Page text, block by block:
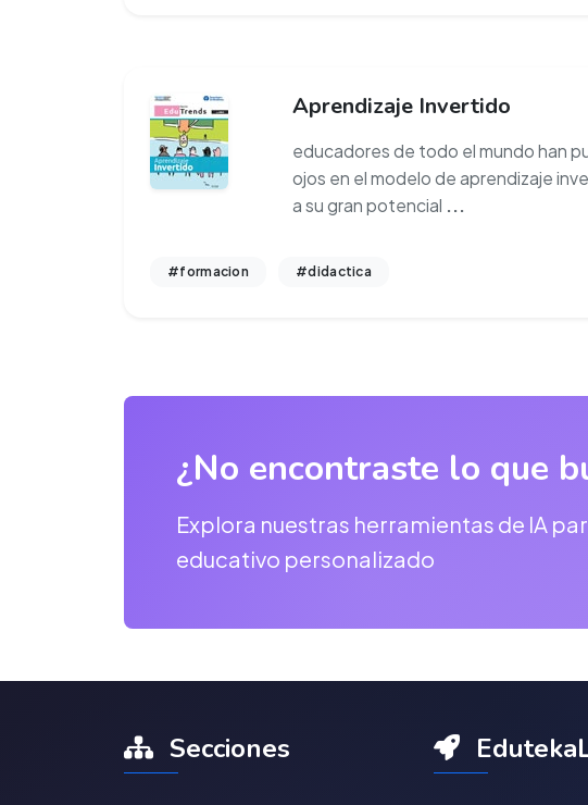
Aprendizaje Invertido
educadores de todo el mundo han
ojos en el modelo de aprendizaje
a su gran potencial ...
#formacion #didactica
¿No encontraste lo que
Explora nuestras herramientas de IA
educativo personalizado
Secciones